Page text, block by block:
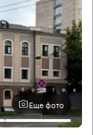
Еще фото